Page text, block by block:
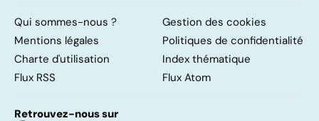
Qui sommes-nous ?
Gestion des cookies
Mentions légales
Politiques de confidentialité
Charte d'utilisation
Index thématique
Flux RSS
Flux Atom
Retrouvez-nous sur